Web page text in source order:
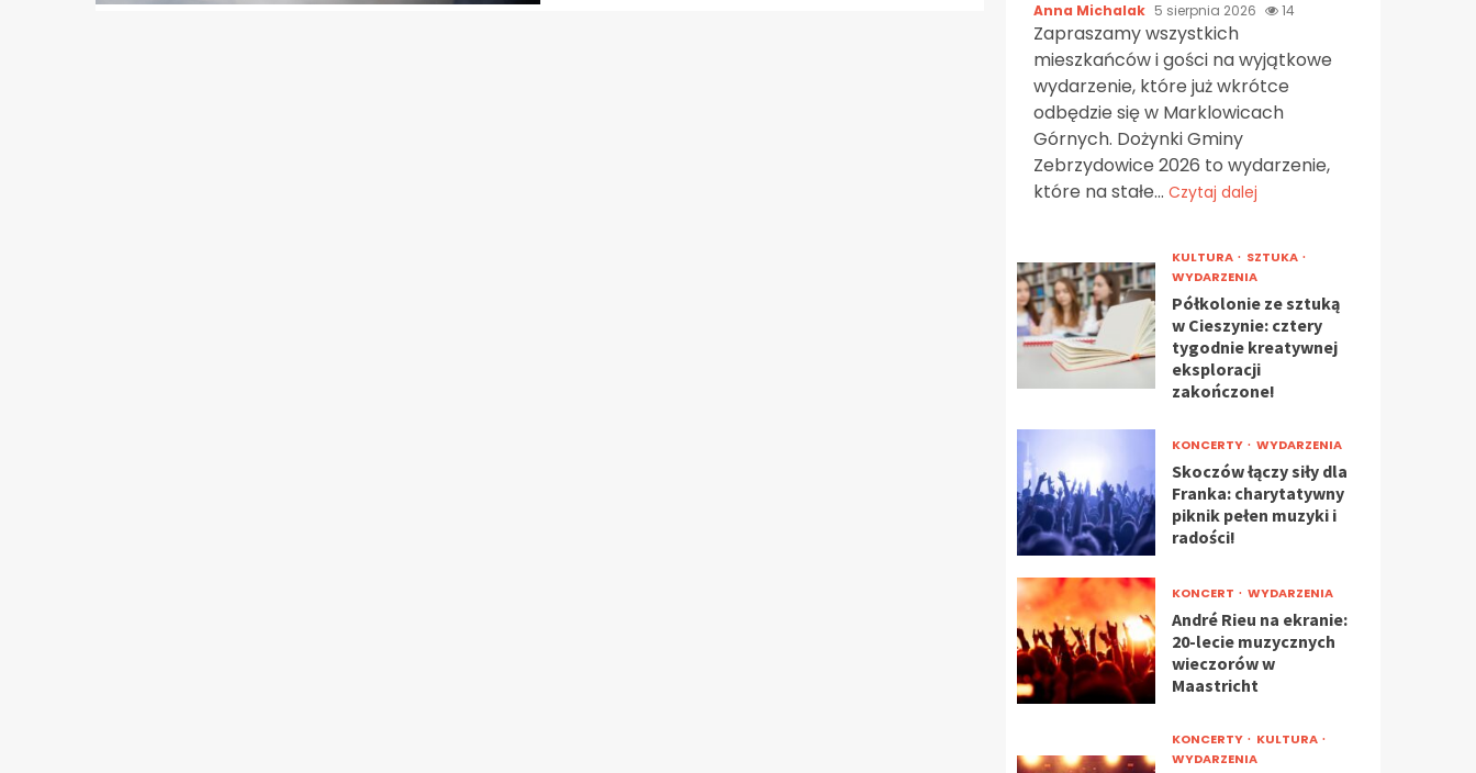
Anna Michalak 5 sierpnia 2026 14
Zapraszamy wszystkich
mieszkańców i gości na wyjątkowe
wydarzenie, które już wkrótce
odbędzie się w Marklowicach
Górnych. Dożynki Gminy
Zebrzydowice 2026 to wydarzenie,
które na stałe... Czytaj dalej
KULTURA
SZTUKA
WYDARZENIA
Półkolonie ze sztuką
w Cieszynie: cztery
tygodnie kreatywnej
eksploracji
zakończone!
KONCERTY WYDARZENIA
Skoczów łączy siły dla
Franka: charytatywny
piknik pełen muzyki i
radości!
KONCERT WYDARZENIA
André Rieu na ekranie:
20-lecie muzycznych
wieczorów w
Maastricht
KONCERTY
KULTURA
WYDARZENIA